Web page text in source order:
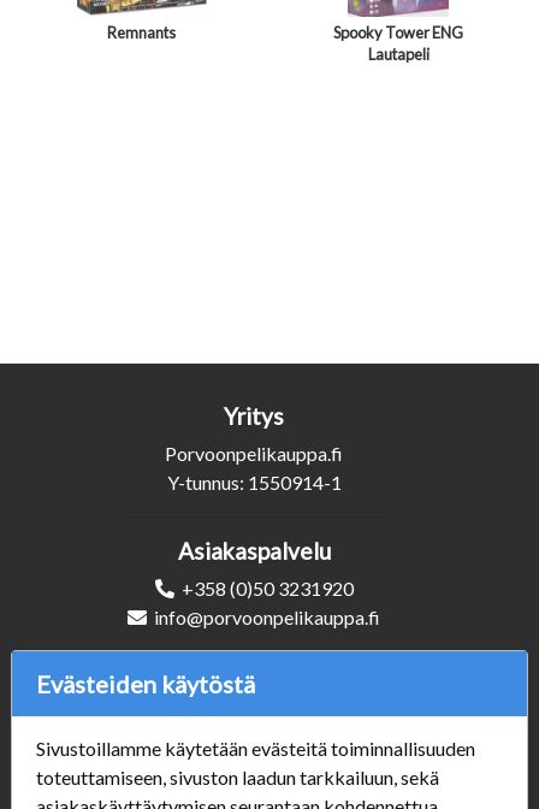
Remnants
Spooky Tower ENG
Lautapeli
Yritys
Porvoonpelikauppa.fi
Y-tunnus: 1550914-1
Asiakaspalvelu
+358 (0)50 3231920
info@porvoonpelikauppa.fi
Seuraa Meitä
Evästeiden käytöstä
Sivustoillamme käytetään evästeitä toiminnallisuuden
toteuttamiseen, sivuston laadun tarkkailuun, sekä